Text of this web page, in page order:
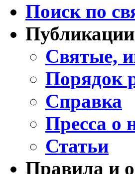
Поиск по
Публикации
Святые,
Порядок
Справка
Пресса о
Статьи
Правила и